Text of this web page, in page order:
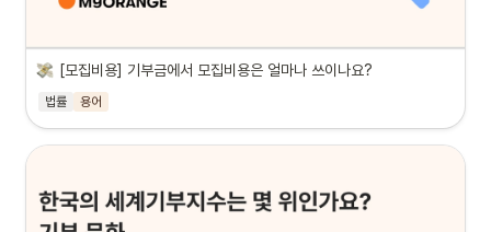
[모집비용] 기부금에서 모집비용은 얼마나 쓰이나요?
법률 용어